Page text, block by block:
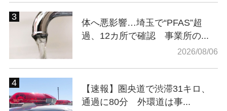
体へ悪影響…埼玉で“PFAS”超
過、12カ所で確認 事業所の...
2026/08/06
【速報】圏央道で渋滞31キロ、
通過に80分 外環道は事...